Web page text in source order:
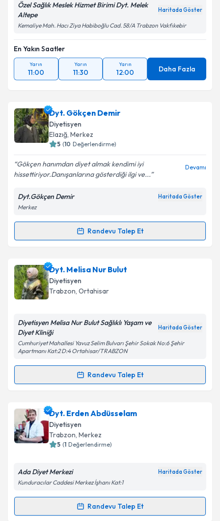
Takvim Talebini Gönder
Özel Sağlık Meslek Hizmet Birimi Dyt. Melek
Altepe
Haritada Göster
Kemaliye Mah. Hacı Ziya Habiboğlu Cad. 58/A Trabzon Vakfıkebir
En Yakın Saatler
Yarın
11:00
Yarın
11:30
Yarın
12:00 Daha Fazla
Dyt. Gökçen Demir
Diyetisyen
Elazığ, Merkez
5 (10 Değerlendirme)
Gökçen hanımdan diyet almak kendimi iyi
hissettiriyor.Danışanlarına gösterdiği ilgi ve...
Devamı
Dyt.Gökçen Demir Haritada Göster
Merkez
Randevu Talep Et
Randevu Takvimi Talebi
Dyt. Gökçen Demiriçin randevu takvimi talebi
oluşturun. Size bu uzmandan randevu almanız için bir
takvim hazırlandığında e-posta ile bilgilendireceğiz.
Kişisel verilerimin işlenmesine ilişkin
Metni'ni okudum ve kişisel verilerimin belirtilen
kapsamda işlenmesini kabul ediyorum.
Dyt. Melisa Nur Bulut
Diyetisyen
Trabzon, Ortahisar
Diyetisyen Melisa Nur Bulut Sağlıklı Yaşam ve
Diyet Kliniği
Haritada Göster
Cumhuriyet Mahallesi Yavuz Selim Bulvarı Şehir Sokak No:6 Şehir
Apartmanı Kat:2 D:4 Ortahisar/TRABZON
Randevu Talep Et
Randevu Takvimi Talebi
Dyt. Melisa Nur Bulutiçin randevu takvimi talebi
oluşturun. Size bu uzmandan randevu almanız için bir
takvim hazırlandığında e-posta ile bilgilendireceğiz.
Kişisel verilerimin işlenmesine ilişkinAydınlatma
'ni okudum ve kişisel verilerimin belirtilen
Dyt. Erden Abdüsselam
Diyetisyen
Trabzon, Merkez
5 (1 Değerlendirme)
Ada Diyet Merkezi Haritada Göster
Kunduracılar Caddesi Merkez İşhanı Kat:1
Randevu Talep Et
Randevu Takvimi Talebi